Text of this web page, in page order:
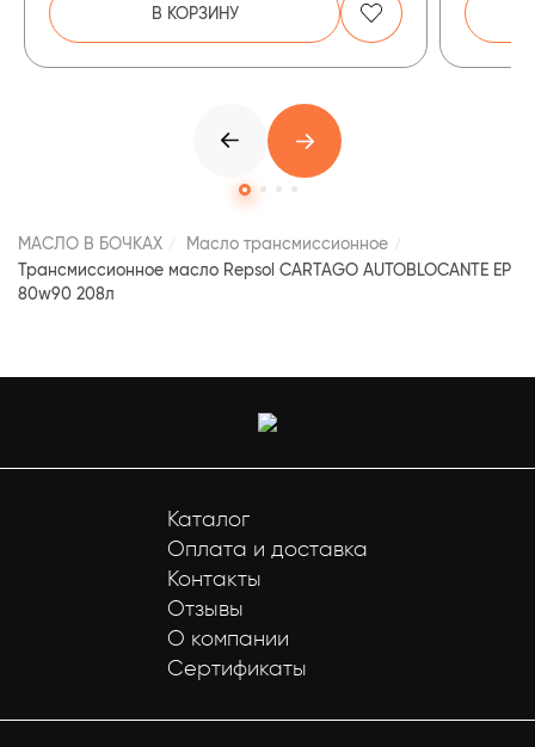
В КОРЗИНУ
МАСЛО В БОЧКАХ
Масло трансмиссионное
Трансмиссионное масло Repsol CARTAGO AUTOBLOCANTE EP
80w90 208л
Каталог
Оплата и доставка
Контакты
Отзывы
О компании
Сертификаты